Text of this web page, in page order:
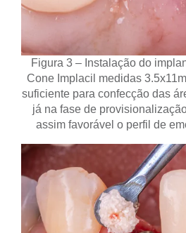
Figura 3 – Instalação do
Cone Implacil medidas
suficiente para confecção das
já na fase de
assim favorável o perfil de